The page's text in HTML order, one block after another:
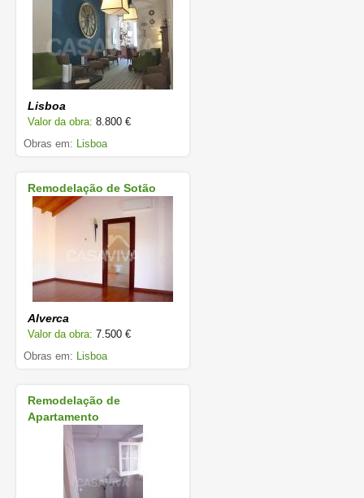
Lisboa
Valor da obra: 8.800 €
Obras em: Lisboa
Remodelação de Sotão
Alverca
Valor da obra: 7.500 €
Obras em: Lisboa
Remodelação de
Apartamento